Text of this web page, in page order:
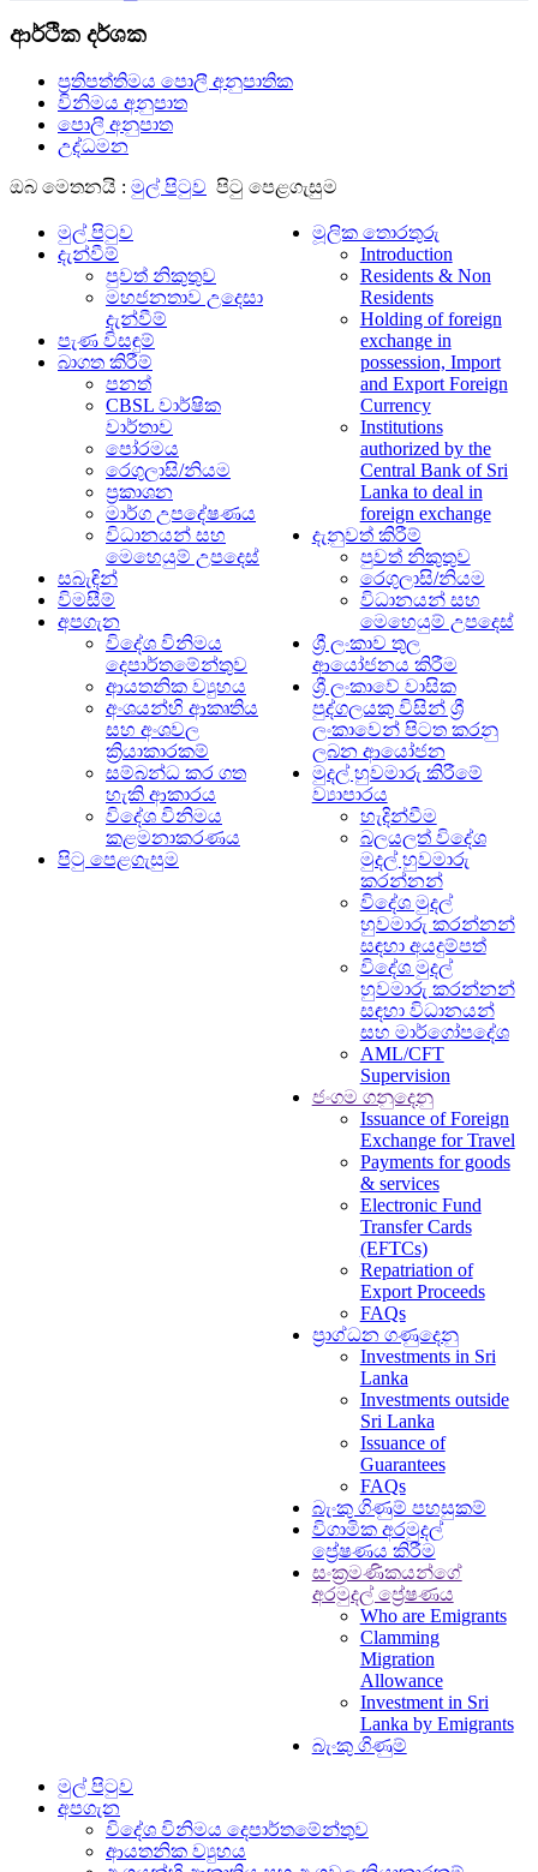
ආර්ථික දර්ශක
ප්‍රතිපත්තිමය පොලී අනුපාතික
විනිමය අනුපාත
පොලී අනුපාත
උද්ධමන
ඔබ මෙතනයි : මුල් පිටුව පිටු පෙළගැසුම
මුල් පිටුව
දැන්වීම්
පුවත් නිකුතුව
මහජනතාව උදෙසා
දැන්වීම්
පැණ විසඳුම්
බාගත කිරීම්
පනත්
CBSL වාර්ෂික
වාර්තාව
පෝරමය
රෙගුලාසි/නියම
ප්‍රකාශන
මාර්ග උපදේෂණය
විධානයන් සහ
මෙහෙයුම් උපදෙස්
සබැඳින්
විමසීම්
අපගැන
විදේශ විනිමය
දෙපාර්තමේන්තුව
ආයතනික ව්‍යුහය
අංශයන්හි ආකෘතිය
සහ අංශවල
ක්‍රියාකාරකම්
සම්බන්ධ කර ගත
හැකි ආකාරය
විදේශ විනිමය
කළමනාකරණය
පිටු පෙළගැසුම
මූලික තොරතුරු
Introduction
Residents & Non
Residents
Holding of foreign
exchange in
possession, Import
and Export Foreign
Currency
Institutions
authorized by the
Central Bank of Sri
Lanka to deal in
foreign exchange
දැනුවත් කිරීම්
පුවත් නිකුතුව
රෙගුලාසි/නියම
විධානයන් සහ
මෙහෙයුම් උපදෙස්
ශ්‍රී ලංකාව තුල
ආයෝජනය කිරීම
ශ්‍රී ලංකාවේ වාසික
පුද්ගලයකු විසින් ශ්‍රී
ලංකාවෙන් පිටත කරනු
ලබන ආයෝජන
මුදල් හුවමාරු කිරීමේ
ව්‍යාපාරය
හැදින්වීම
බලයලත් විදේශ
මුදල් හුවමාරු
කරන්නන්
විදේශ මුදල්
හුවමාරු කරන්නන්
සඳහා අයදුම්පත්
විදේශ මුදල්
හුවමාරු කරන්නන්
සඳහා විධානයන්
සහ මාර්ගෝපදේශ
AML/CFT
Supervision
ජංගම ගනුදෙනු
Issuance of Foreign
Exchange for Travel
Payments for goods
& services
Electronic Fund
Transfer Cards
(EFTCs)
Repatriation of
Export Proceeds
FAQs
ප්‍රාග්ධන ගණුදෙනු
Investments in Sri
Lanka
Investments outside
Sri Lanka
Issuance of
Guarantees
FAQs
බැංකු ගිණුම් පහසුකම්
විගාමික අරමුදල්
ප්‍රේෂණය කිරීම
සංක්‍රමණිකයන්ගේ
අරමුදල් ප්‍රේෂණය
Who are Emigrants
Clamming
Migration
Allowance
Investment in Sri
Lanka by Emigrants
බැංකු ගිණුම්
මුල් පිටුව
අපගැන
විදේශ විනිමය දෙපාර්තමේන්තුව
ආයතනික ව්‍යුහය